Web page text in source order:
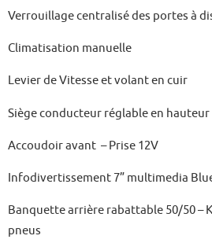
Verrouillage centralisé des portes à
Climatisation manuelle
Levier de Vitesse et volant en cuir
Siège conducteur réglable en hauteur
Accoudoir avant – Prise 12V
Infodivertissement 7” multimedia
Banquette arrière rabattable 50/50 –
pneus